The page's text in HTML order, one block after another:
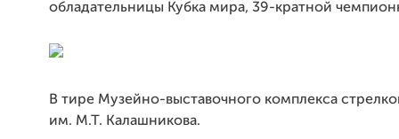
обладательницы Кубка мира, 39-кратной
В тире Музейно-выставочного комплекса
им. М.Т. Калашникова.